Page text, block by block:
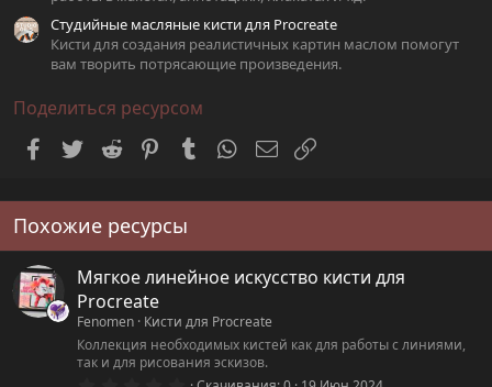
Студийные масляные кисти для Procreate
Кисти для создания реалистичных картин маслом помогут
вам творить потрясающие произведения.
Поделиться ресурсом
Facebook
Twitter Reddit PinterestTumblrWhatsAppЭлектронная почта
Похожие ресурсы
Мягкое линейное искусство кисти для
Procreate
Fenomen Кисти для Procreate
Коллекция необходимых кистей как для работы с линиями,
так и для рисования эскизов.